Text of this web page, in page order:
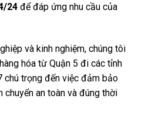
24 để đáp ứng nhu cầu của
và kinh nghiệm, chúng tôi
hóa từ Quận 5 đi các tỉnh
trọng đến việc đảm bảo
an toàn và đúng thời